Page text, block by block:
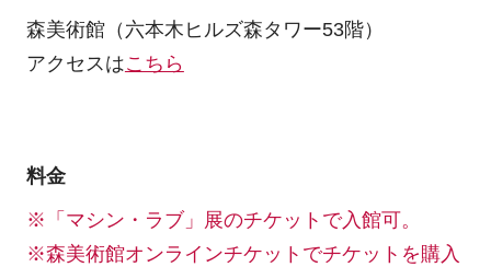
森美術館（六本木ヒルズ森タワー53階）
アクセスはこちら
料金
※「マシン・ラブ」展のチケットで入館可。
※森美術館オンラインチケットでチケットを購入